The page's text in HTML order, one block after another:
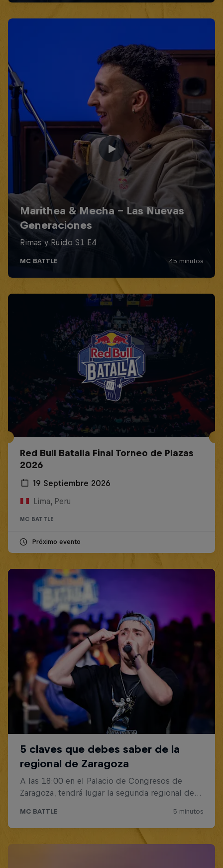
Red Bull Batalla Final Torneo de Plazas
2026
19 Septiembre 2026
Lima, Peru
MC BATTLE
Próximo evento